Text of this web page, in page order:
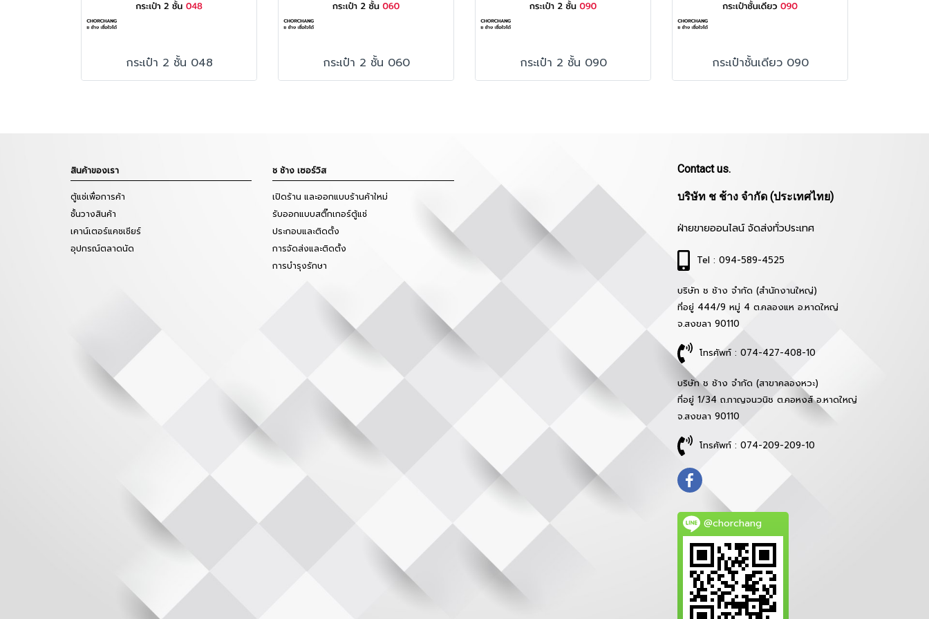
กระเป๋า 2 ชั้น 048 กระเป๋า 2 ชั้น 060 กระเป๋า 2 ชั้น 090 กระเป๋าชั้นเดียว 090
สินค้าของเรา
ตู้แช่เพื่อการค้า
ชั้นวางสินค้า
เคาน์เตอร์แคชเชียร์
อุปกรณ์ตลาดนัด
ช ช้าง เซอร์วิส
เปิดร้าน และออกแบบร้านค้าใหม่
รับออกแบบสติ๊กเกอร์ตู้แช่
ประกอบและติดตั้ง
การจัดส่งและติดตั้ง
การบำรุงรักษา
Contact us.
บริษัท ช ช้าง จำกัด (ประเทศไทย)
ฝ่ายขายออนไลน์ จัดส่งทั่วประเทศ
Tel : 094-589-4525
บริษัท ช ช้าง จำกัด (สำนักงานใหญ่)
ที่อยู่ 444/9 หมู่ 4 ต.คลองแห อ.หาดใหญ่
จ.สงขลา 90110
โทรศัพท์ : 074-427-408-10
บริษัท ช ช้าง จำกัด (สาขาคลองหวะ)
ที่อยู่ 1/34 ถ.กาญจนวนิช ต.คอหงส์ อ.หาดใหญ่
จ.สงขลา 90110
โทรศัพท์ : 074-209-209-10
@chorchang